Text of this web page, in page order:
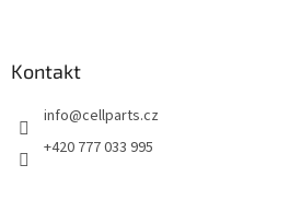
Kontakt
info@cellparts.cz
+420 777 033 995